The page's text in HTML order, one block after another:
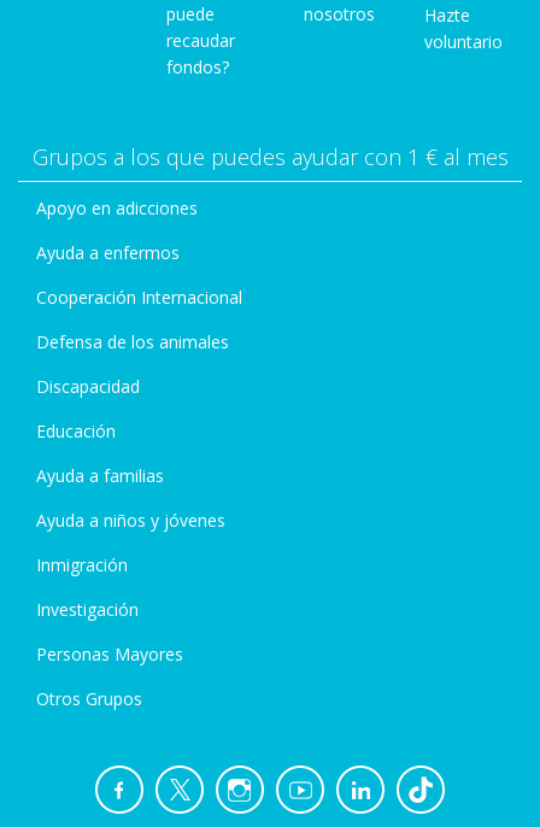
puede
recaudar
fondos?
nosotros
Hazte
voluntario
Grupos a los que puedes ayudar con 1 € al mes
Apoyo en adicciones
Ayuda a enfermos
Cooperación Internacional
Defensa de los animales
Discapacidad
Educación
Ayuda a familias
Ayuda a niños y jóvenes
Inmigración
Investigación
Personas Mayores
Otros Grupos